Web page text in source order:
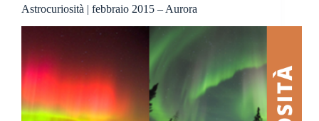
Astrocuriosità | febbraio 2015 – Aurora